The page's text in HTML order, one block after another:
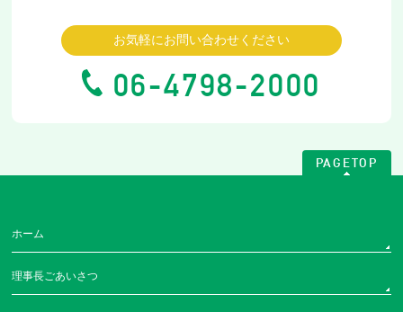
お気軽にお問い合わせください
06-4798-2000
PAGETOP
ホーム
理事長ごあいさつ